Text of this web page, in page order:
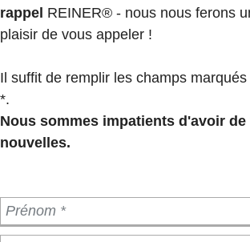
rappel REINER® - nous nous ferons
plaisir de vous appeler !
Il suffit de remplir les champs marqués
*.
Nous sommes impatients d'avoir de
nouvelles.